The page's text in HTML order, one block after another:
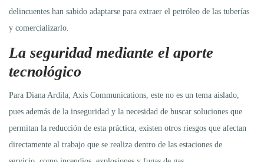
delincuentes han sabido adaptarse para extraer el petróleo de las tuberías
y comercializarlo.
La seguridad mediante el aporte
tecnológico
Para Diana Ardila, Axis Communications, este no es un tema aislado,
pues además de la inseguridad y la necesidad de buscar soluciones que
permitan la reducción de esta práctica, existen otros riesgos que afectan
directamente al trabajo que se realiza dentro de las estaciones de